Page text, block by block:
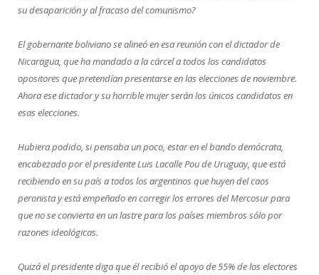
su desaparición y al fracaso del comunismo?
El gobernante boliviano se alineó en esa reunión con el dictador de
Nicaragua, que ha mandado a la cárcel a todos los candidatos
opositores que pretendían presentarse en las elecciones de noviembre.
Ahora ese dictador y su horrible mujer serán los únicos candidatos en
esas elecciones.
Hubiera podido, si pensaba un poco, estar en el bando demócrata,
encabezado por el presidente Luis Lacalle Pou de Uruguay, que está
recibiendo en su país a todos los argentinos que huyen del caos
peronista y está empeñado en corregir los errores del Mercosur para
que no se convierta en un lastre para los países miembros sólo por
razones ideológicas.
Quizá el presidente diga que él recibió el apoyo de 55% de los electores